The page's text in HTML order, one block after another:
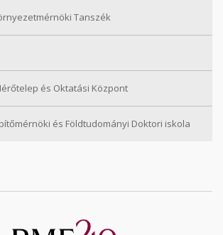
Tanszék
és Oktatási Központ
és Földtudományi Doktori iskola